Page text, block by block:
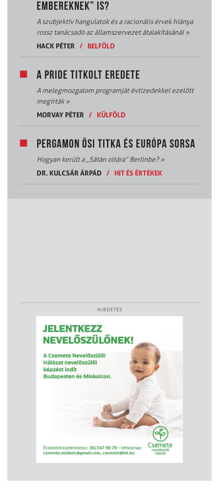
EMBEREKNEK” IS?
A szubjektív hangulatok és a racionális érvek hiánya
rossz tanácsadó az államszervezet átalakításánál»
HACK PÉTER
/ BELFÖLD
A PRIDE TITKOLT EREDETE
A melegmozgalom programját évtizedekkel ezelőtt
megírták»
MORVAY PÉTER
/ KÜLFÖLD
PERGAMON ŐSI TITKA ÉS EURÓPA SORSA
Hogyan került a „Sátán oltára” Berlinbe?»
DR. KULCSÁR ÁRPÁD
/ HIT ÉS ÉRTÉKEK
HIRDETÉS